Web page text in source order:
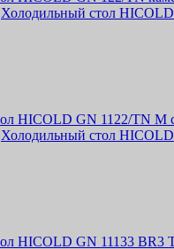
Холодильный стол
Холодильный стол